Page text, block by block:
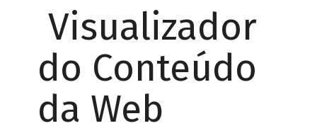
Visualizador
do Conteúdo
da Web